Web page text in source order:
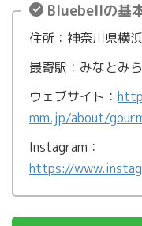
Bluebellの基
住所：神奈川県横
最寄駅：みなとみ
ウェブサイト：
mm.jp/about/
Instagram：
https://